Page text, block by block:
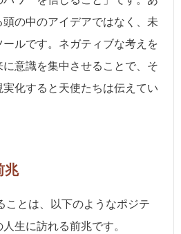
の中のアイデアではなく、未
ルです。ネガティブな考えを
意識を集中させることで、そ
化すると天使たちは伝えてい
兆
ことは、以下のようなポジテ
生に訪れる前兆です。